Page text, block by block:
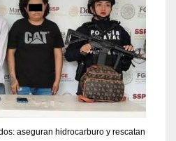
aseguran hidrocarburo y rescatan